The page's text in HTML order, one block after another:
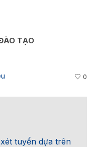
TẠO
0
tuyển dựa trên